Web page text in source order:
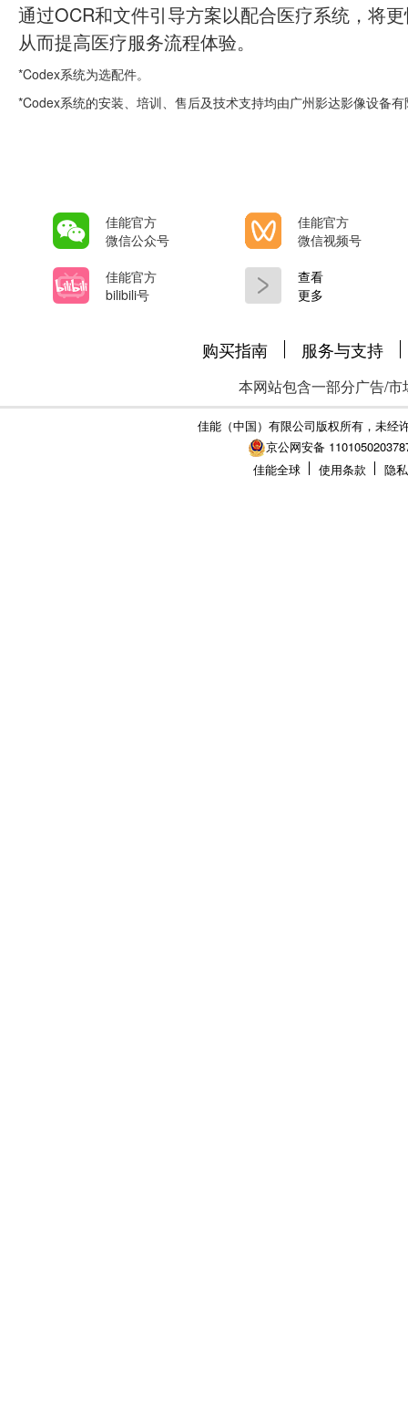
通过OCR和文件引导方案以配合医疗系统，将
从而提高医疗服务流程体验。
*Codex系统为选配件。
*Codex系统的安装、培训、售后及技术支持均由广州影达影像设备
佳能官方
微信公众号
佳能官方
微信视频号
佳能官方
bilibili号
查看
更多
购买指南 服务与支持
本网站包含一部分广告/
佳能（中国）有限公司版权所有，未经
京公网安备
佳能全球
使用条款 隐